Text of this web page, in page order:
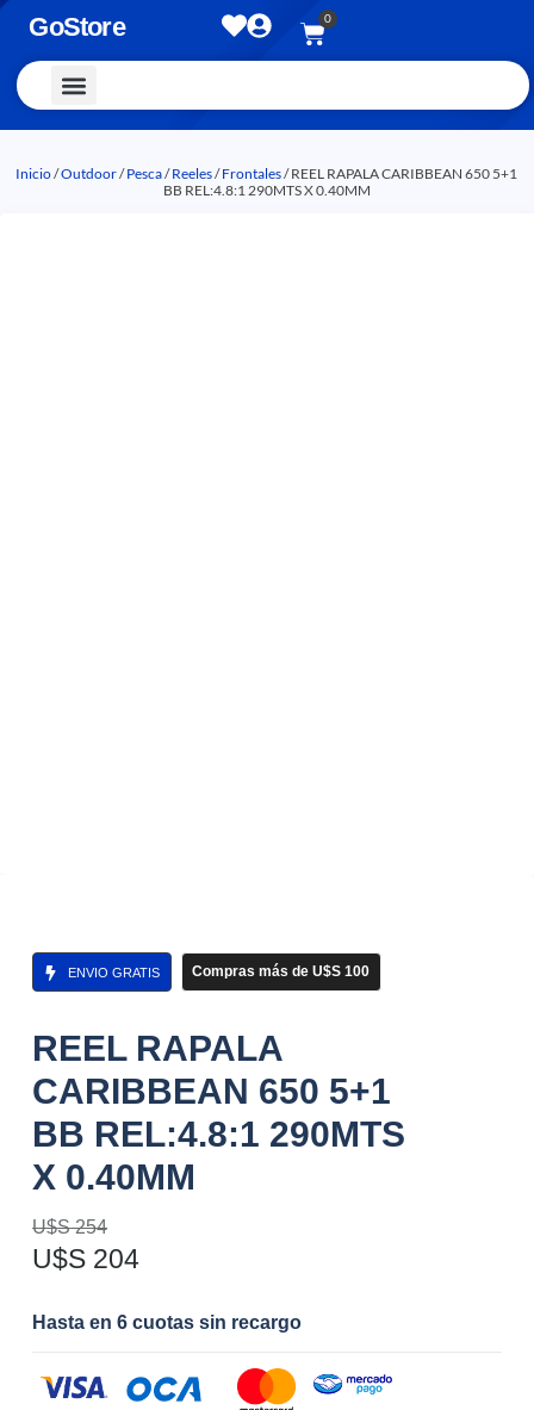
GoStore 0
Inicio/Outdoor/Pesca/Reeles/Frontales/ REEL RAPALA CARIBBEAN 650 5+1
BB REL:4.8:1 290MTS X 0.40MM
ENVIO GRATIS Compras más de U$S 100
REEL RAPALA
CARIBBEAN 650 5+1
BB REL:4.8:1 290MTS
X 0.40MM
U$S254
U$S 204
Hasta en 6 cuotas sin recargo